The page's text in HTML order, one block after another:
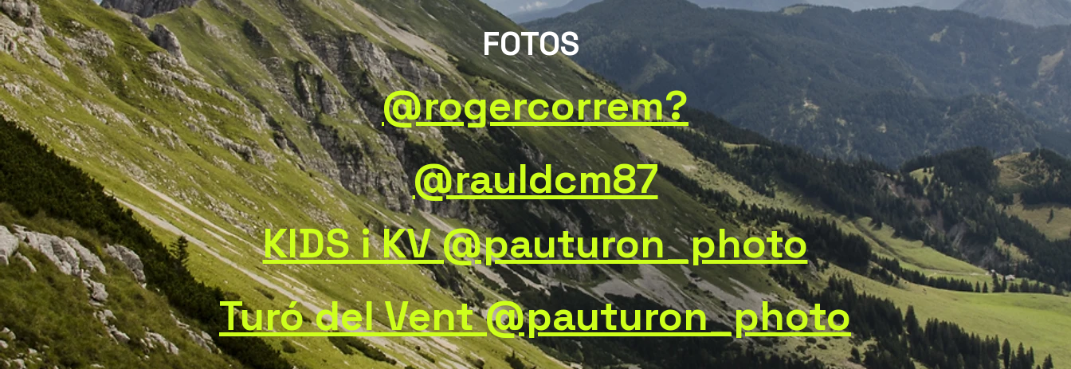
FOTOS
@rogercorrem?
@rauldcm87
KIDS i KV @pauturon_photo
Turó del Vent @pauturon_photo